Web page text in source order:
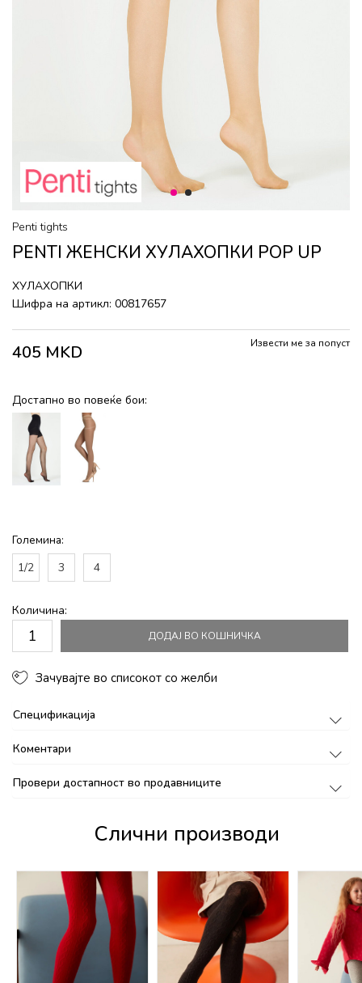
1 2
Penti tights
PENTI ЖЕНСКИ ХУЛАХОПКИ POP UP
ХУЛАХОПКИ
Шифра на артикл: 00817657
405 MKD Извести ме за попуст
Достапно во повеќе бои:
Големина:
1/2
3 4
Количина:
ДОДАЈ ВО КОШНИЧКА
Зачувајте во списокот со желби
Спецификација
Коментари
Провери достапност во продавниците
Слични производи